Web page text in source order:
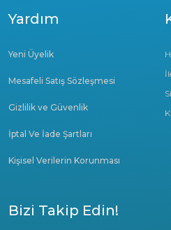
Yardım
Yeni Üyelik
Mesafeli Satış Sözleşmesi
Gizlilik ve Güvenlik
İptal Ve İade Şartları
Kişisel Verilerin Korunması
Bizi Takip Edin!